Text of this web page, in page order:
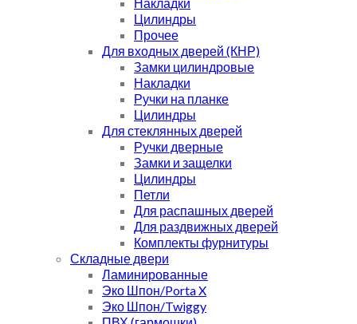
Накладки
Цилиндры
Прочее
Для входных дверей (КНР)
Замки цилиндровые
Накладки
Ручки на планке
Цилиндры
Для стеклянных дверей
Ручки дверные
Замки и защелки
Цилиндры
Петли
Для распашных дверей
Для раздвижных дверей
Комплекты фурнитуры
Складные двери
Ламинированные
Эко Шпон/Porta X
Эко Шпон/Twiggy